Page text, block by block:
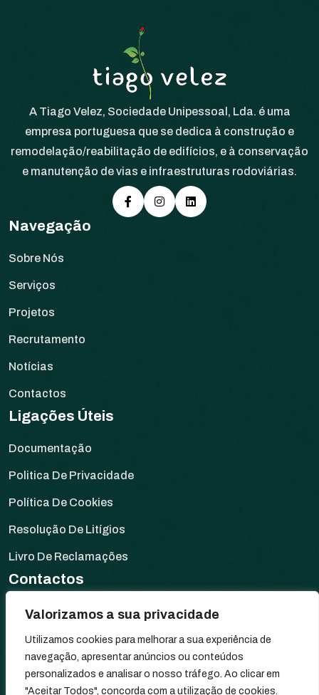
Valorizamos a sua privacidade
Utilizamos cookies para melhorar a sua experiência de
navegação, apresentar anúncios ou conteúdos
personalizados e analisar o nosso tráfego. Ao clicar em
"Aceitar Todos", concorda com a utilização de cookies.
A Tiago Velez, Sociedade Unipessoal, Lda. é uma
empresa portuguesa que se dedica à construção e
remodelação/reabilitação de edifícios, e à conservação
e manutenção de vias e infraestruturas rodoviárias.
Navegação
Sobre Nós
Serviços
Projetos
Recrutamento
Notícias
Contactos
Ligações Úteis
Documentação
Politica De Privacidade
Política De Cookies
Resolução De Litígios
Livro De Reclamações
Contactos
Rua da Fonte de Elvas,
7340-034 Arronches, Portugal
+351 245 580 067